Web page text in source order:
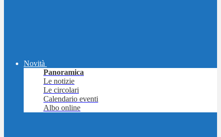
Novità
Panoramica
Le notizie
Le circolari
Calendario eventi
Albo online